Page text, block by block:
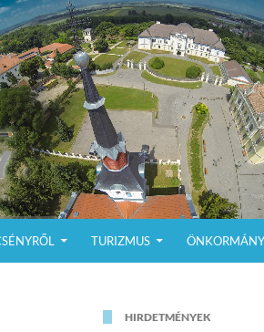
TURIZMUS
HIRDETMÉNYEK